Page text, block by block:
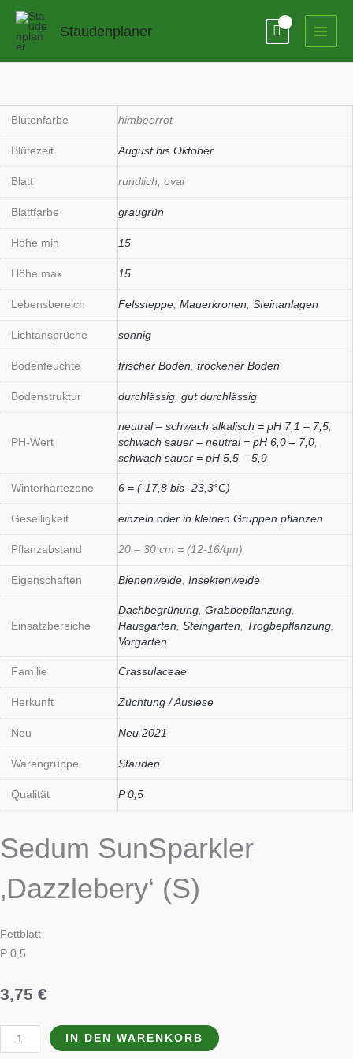
Zum
springen
Staudenplaner
Blütenfarbe himbeerrot
Blütezeit August bis Oktober
Blatt rundlich, oval
Blattfarbe graugrün
Höhe min 15
Höhe max 15
Lebensbereich Felssteppe Mauerkronen Steinanlagen
Lichtansprüche sonnig
Bodenfeuchte frischer Boden trockener Boden
Bodenstruktur durchlässig gut durchlässig
PH-Wert
neutral – schwach alkalisch = pH 7,1 – 7,5
schwach sauer – neutral = pH 6,0 – 7,0
schwach sauer = pH 5,5 – 5,9
Winterhärtezone 6 = (-17,8 bis -23,3°C)
Geselligkeit einzeln oder in kleinen Gruppen pflanzen
Pflanzabstand 20 – 30 cm = (12-16/qm)
Eigenschaften Bienenweide Insektenweide
Einsatzbereiche
Dachbegrünung Grabbepflanzung
Hausgarten Steingarten Trogbepflanzung
Vorgarten
Familie Crassulaceae
Herkunft Züchtung / Auslese
Neu Neu 2021
Warengruppe Stauden
Qualität P 0,5
Sedum SunSparkler
‚Dazzlebery‘ (S)
Fettblatt
P 0,5
3,75 €
Menge
IN DEN WARENKORB